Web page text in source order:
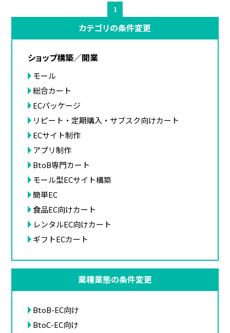
1
カテゴリの条件変更
ショップ構築／開業
モール
総合カート
ECパッケージ
リピート・定期購入・サブスク向けカート
ECサイト制作
アプリ制作
BtoB専門カート
モール型ECサイト構築
簡単EC
食品EC向けカート
レンタルEC向けカート
ギフトECカート
業種業態の条件変更
BtoB-EC向け
BtoC-EC向け